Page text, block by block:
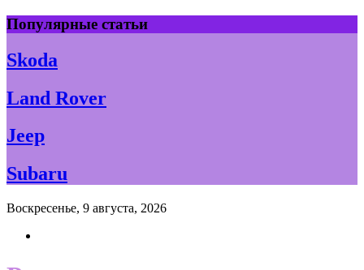
Skip
to
content
Популярные статьи
Skoda
Land Rover
Jeep
Subaru
Воскресенье, 9 августа, 2026